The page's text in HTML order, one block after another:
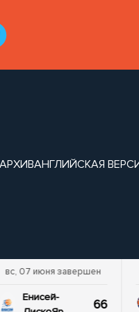
АРХИВАНГЛИЙСКАЯ
вс, 07 июня завершен
Енисей-
66